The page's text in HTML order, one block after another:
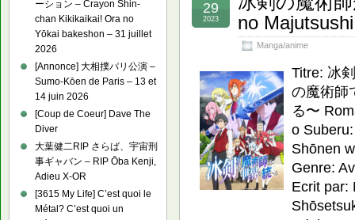
no
Manga/anime
29
2023
Titre: 冰
の魔術師
る〜
o
Shōnen
Genre:
Ecrit par:
ーション – Crayon Shin-
chan Kikikaikai! Ora no
Yōkai bakeshon – 31 juillet
2026
[Annonce] 大相撲パリ公演 –
Sumo-Kōen de Paris – 13 et
14 juin 2026
[Coup de Coeur] Dave The
Diver
大葉健二RIP さらば、宇宙刑
事ギャバン – RIP Ōba Kenji,
Adieu X-OR
[3615 My Life] C’est quoi le
Métal? C’est quoi un